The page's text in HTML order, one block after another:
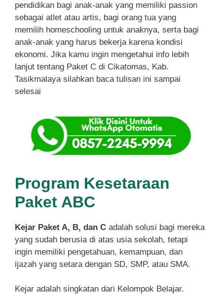
pendidikan bagi anak-anak yang memiliki passion
sebagai atlet atau artis, bagi orang tua yang
memilih homeschooling untuk anaknya, serta bagi
anak-anak yang harus bekerja karena kondisi
ekonomi. Jika kamu ingin mengetahui info lebih
lanjut tentang Paket C di Cikatomas, Kab.
Tasikmalaya silahkan baca tulisan ini sampai
selesai
Program Kesetaraan
Paket ABC
Kejar Paket A, B, dan C adalah solusi bagi mereka
yang sudah berusia di atas usia sekolah, tetapi
ingin memiliki pengetahuan, kemampuan, dan
ijazah yang setara dengan SD, SMP, atau SMA.
Kejar adalah singkatan dari Kelompok Belajar.